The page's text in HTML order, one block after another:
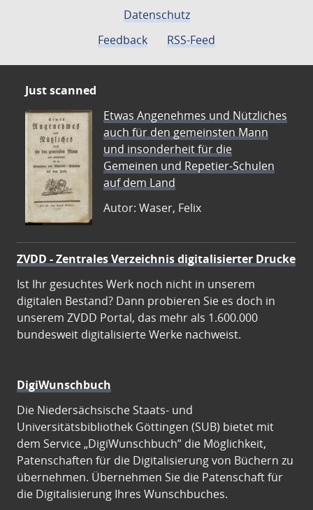
Datenschutz
Feedback
RSS-Feed
Just scanned
Etwas Angenehmes und Nützliches
auch für den gemeinsten Mann
und insonderheit für die
Gemeinen und Repetier-Schulen
auf dem Land
Autor: Waser, Felix
ZVDD - Zentrales Verzeichnis digitalisierter Drucke
Ist Ihr gesuchtes Werk noch nicht in unserem
digitalen Bestand? Dann probieren Sie es doch in
unserem ZVDD Portal, das mehr als 1.600.000
bundesweit digitalisierte Werke nachweist.
DigiWunschbuch
Die Niedersächsische Staats- und
Universitätsbibliothek Göttingen (SUB) bietet mit
dem Service „DigiWunschbuch” die Möglichkeit,
Patenschaften für die Digitalisierung von Büchern zu
übernehmen. Übernehmen Sie die Patenschaft für
die Digitalisierung Ihres Wunschbuches.